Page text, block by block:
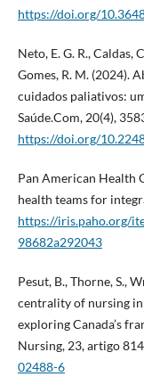
https://doi.org/
Neto, E. G. R., Caldas,
Gomes, R. M. (2024).
cuidados paliativos:
Saúde.Com, 20(4),
https://doi.org/
Pan American Health
health teams for
https://iris.paho.org/
98682a292043
Pesut, B., Thorne, S.,
centrality of nursing
exploring Canada’s
Nursing, 23, artigo
02488-6